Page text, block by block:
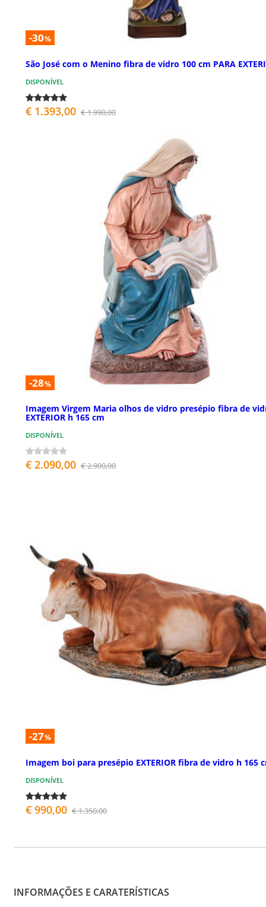
-30%
São José com o Menino fibra de vidro 100 cm PARA
DISPONÍVEL
€ 1.393,00 € 1.990,00
-28%
Imagem Virgem Maria olhos de vidro presépio fibra de
EXTERIOR h 165 cm
DISPONÍVEL
€ 2.090,00 € 2.900,00
-27%
Imagem boi para presépio EXTERIOR fibra de vidro h 165
DISPONÍVEL
€ 990,00 € 1.350,00
INFORMAÇÕES E CARATERÍSTICAS